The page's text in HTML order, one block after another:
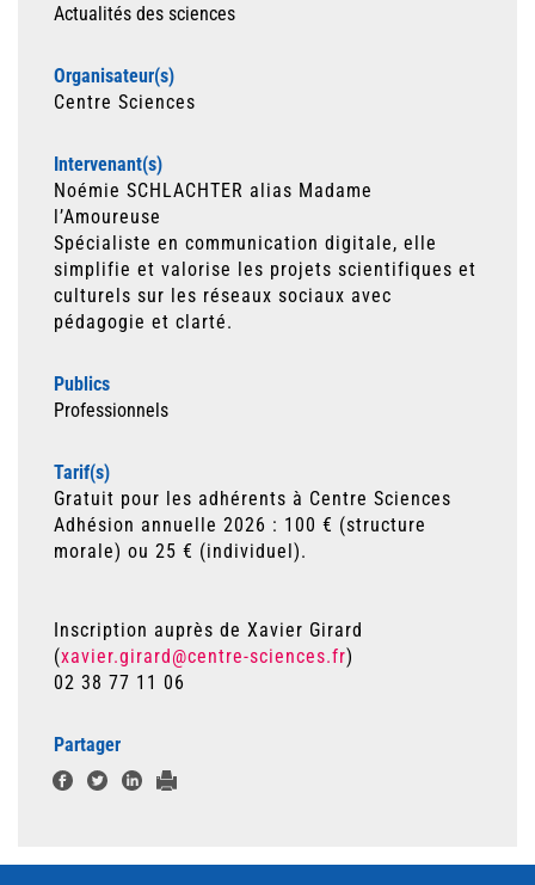
Actualités des sciences
Organisateur(s)
Centre Sciences
Intervenant(s)
Noémie SCHLACHTER alias Madame
l’Amoureuse
Spécialiste en communication digitale, elle
simplifie et valorise les projets scientifiques et
culturels sur les réseaux sociaux avec
pédagogie et clarté.
Publics
Professionnels
Tarif(s)
Gratuit pour les adhérents à Centre Sciences
Adhésion annuelle 2026 : 100 € (structure
morale) ou 25 € (individuel).
Inscription auprès de Xavier Girard
(xavier.girard@centre-sciences.fr)
02 38 77 11 06
Partager